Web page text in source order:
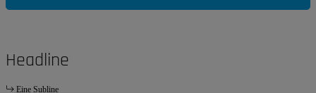
Headline
Eine Subline